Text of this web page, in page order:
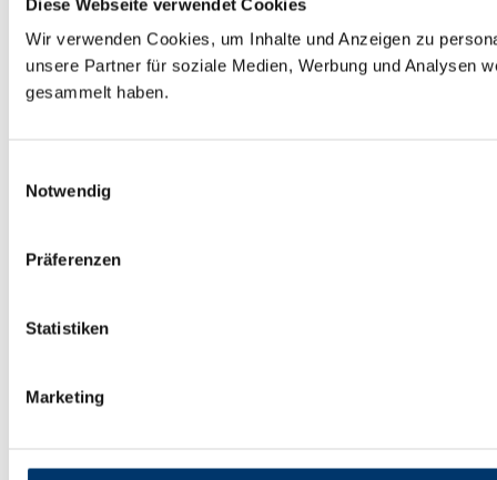
Diese Webseite verwendet Cookies
Wir verwenden Cookies, um Inhalte und Anzeigen zu
unsere Partner für soziale Medien, Werbung und Analysen
gesammelt haben.
Notwendig
Präferenzen
Statistiken
Marketing